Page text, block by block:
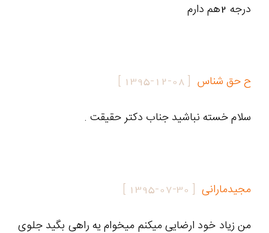
درجه 2هم دارم
ح حق شناس [
1395-12-08
]
سلام خسته نباشید جناب دکتر حقیقت .
مجیدمارانی [
1395-07-30
]
من زیاد خود ارضایی میکنم میخوام یه راهی بگید جلوی